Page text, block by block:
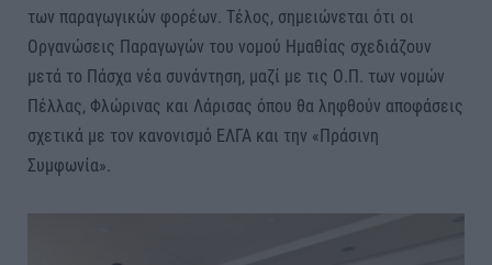
των παραγωγικών φορέων. Τέλος, σημειώνεται ότι οι
Οργανώσεις Παραγωγών του νομού Ημαθίας σχεδιάζουν
μετά το Πάσχα νέα συνάντηση, μαζί με τις Ο.Π. των νομών
Πέλλας, Φλώρινας και Λάρισας όπου θα ληφθούν αποφάσεις
σχετικά με τον κανονισμό ΕΛΓΑ και την «Πράσινη
Συμφωνία».